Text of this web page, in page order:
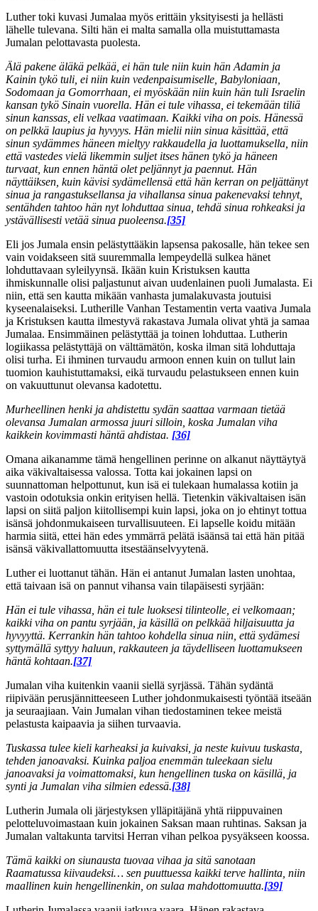
Luther toki kuvasi Jumalaa myös erittäin yksityisesti ja hellästi
lähelle tulevana. Silti hän ei malta samalla olla muistuttamasta
Jumalan pelottavasta puolesta.
Älä pakene äläkä pelkää, ei hän tule niin kuin hän Adamin ja
Kainin tykö tuli, ei niin kuin vedenpaisumiselle, Babyloniaan,
Sodomaan ja Gomorrhaan, ei myöskään niin kuin hän tuli Israelin
kansan tykö Sinain vuorella. Hän ei tule vihassa, ei tekemään tiliä
sinun kanssas, eli velkaa vaatimaan. Kaikki viha on pois. Hänessä
on pelkkä laupius ja hyvyys. Hän mielii niin sinua käsittää, että
sinun sydämmes häneen mieltyy rakkaudella ja luottamuksella, niin
että vastedes vielä likemmin suljet itses hänen tykö ja häneen
turvaat, kun ennen häntä olet peljännyt ja paennut. Hän
näyttäiksen, kuin kävisi sydämellensä että hän kerran on peljättänyt
sinua ja rangastuksellansa ja vihallansa sinua pakenevaksi tehnyt,
sentähden tahtoo hän nyt lohduttaa sinua, tehdä sinua rohkeaksi ja
ystävällisesti vetää sinua puoleensa.[35]
Eli jos Jumala ensin pelästyttääkin lapsensa pakosalle, hän tekee sen
vain voidakseen sitä suuremmalla lempeydellä sulkea hänet
lohduttavaan syleilyynsä. Ikään kuin Kristuksen kautta
ihmiskunnalle olisi paljastunut aivan uudenlainen puoli Jumalasta. Ei
niin, että sen kautta mikään vanhasta jumalakuvasta joutuisi
kyseenalaiseksi. Lutherille Vanhan Testamentin verta vaativa Jumala
ja Kristuksen kautta ilmestyvä rakastava Jumala olivat yhtä ja samaa
Jumalaa. Ensimmäinen pelästyttää ja toinen lohduttaa. Lutherin
logiikassa pelästyttäjä on välttämätön, koska ilman sitä lohduttaja
olisi turha. Ei ihminen turvaudu armoon ennen kuin on tullut lain
tuomion kauhistuttamaksi, eikä turvaudu pelastukseen ennen kuin
on vakuuttunut olevansa kadotettu.
Murheellinen henki ja ahdistettu sydän saattaa varmaan tietää
olevansa Jumalan armossa juuri silloin, koska Jumalan viha
kaikkein kovimmasti häntä ahdistaa. [36]
Omana aikanamme tämä hengellinen perinne on alkanut näyttäytyä
aika väkivaltaisessa valossa. Totta kai jokainen lapsi on
suunnattoman helpottunut, kun isä ei tulekaan humalassa kotiin ja
vastoin odotuksia onkin erityisen hellä. Tietenkin väkivaltaisen isän
lapsi on siitä paljon kiitollisempi kuin lapsi, joka on jo ehtinyt tottua
isänsä johdonmukaiseen turvallisuuteen. Ei lapselle koidu mitään
harmia siitä, ettei hän edes ymmärrä pelätä isäänsä tai että hän pitää
isänsä väkivallattomuutta itsestäänselvyytenä.
Luther ei luottanut tähän. Hän ei antanut Jumalan lasten unohtaa,
että taivaan isä on pannut vihansa vain tilapäisesti syrjään:
Hän ei tule vihassa, hän ei tule luoksesi tilinteolle, ei velkomaan;
kaikki viha on pantu syrjään, ja käsillä on pelkkää hiljaisuutta ja
hyvyyttä. Kerrankin hän tahtoo kohdella sinua niin, että sydämesi
syttymällä syttyy haluun, rakkauteen ja täydelliseen luottamukseen
häntä kohtaan.[37]
Jumalan viha kuitenkin vaanii siellä syrjässä. Tähän sydäntä
riipivään perusjännitteeseen Luther johdonmukaisesti työntää itseään
ja seuraajiaan. Vain Jumalan vihan tiedostaminen tekee meistä
pelastusta kaipaavia ja siihen turvaavia.
Tuskassa tulee kieli karheaksi ja kuivaksi, ja neste kuivuu tuskasta,
tehden janoavaksi. Kuinka paljoa enemmän tuleekaan sielu
janoavaksi ja voimattomaksi, kun hengellinen tuska on käsillä, ja
synti ja Jumalan viha silmien edessä.[38]
Lutherin Jumala oli järjestyksen ylläpitäjänä yhtä riippuvainen
pelotteluvoimastaan kuin jokainen Saksan maan ruhtinas. Saksan ja
Jumalan valtakunta tarvitsi Herran vihan pelkoa pysyäkseen koossa.
Tämä kaikki on siunausta tuovaa vihaa ja sitä sanotaan
Raamatussa kiivaudeksi… sen puuttuessa kaikki terve hallinta, niin
maallinen kuin hengellinenkin, on sulaa mahdottomuutta.[39]